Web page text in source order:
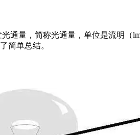
通量，简称光通量，单位是流明
简单总结。